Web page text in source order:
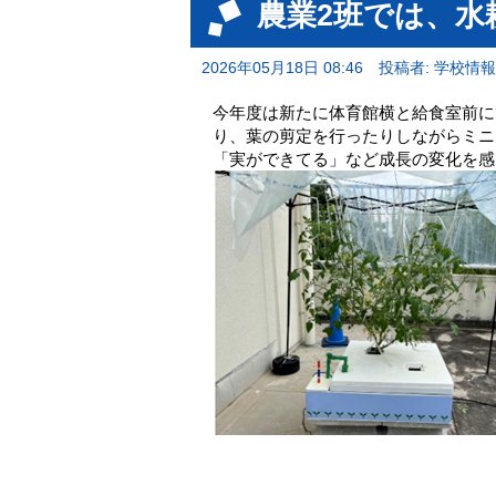
農業2班では、
2026年05月18日 08:46 投稿者: 学校情
今年度は新たに体育館横と給食室前
り、葉の剪定を行ったりしながらミ
「実ができてる」など成長の変化を